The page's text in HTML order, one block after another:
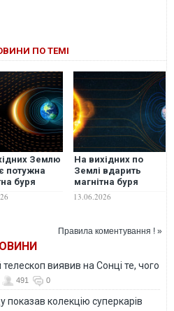
ПО ТЕМІ
Землю
потужна
буря
На вихідних по
Землі вдарить
магнітна буря
13.06.2026
Правила коментування ! »
виявив на Сонці те, чого
491 0
показав колекцію суперкарів